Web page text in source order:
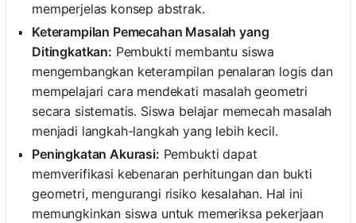
memperjelas konsep abstrak.
Keterampilan Pemecahan Masalah yang
Ditingkatkan: Pembukti membantu siswa
mengembangkan keterampilan penalaran logis dan
mempelajari cara mendekati masalah geometri
secara sistematis. Siswa belajar memecah masalah
menjadi langkah-langkah yang lebih kecil.
Peningkatan Akurasi: Pembukti dapat
memverifikasi kebenaran perhitungan dan bukti
geometri, mengurangi risiko kesalahan. Hal ini
memungkinkan siswa untuk memeriksa pekerjaan